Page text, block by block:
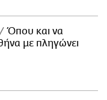
Όπου και να
με πληγώνει